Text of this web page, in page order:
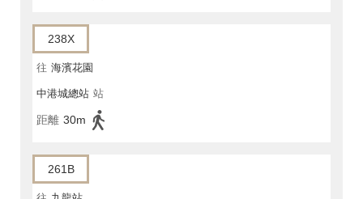
238X
往 海濱花園
中港城總站 站
距離 30m
261B